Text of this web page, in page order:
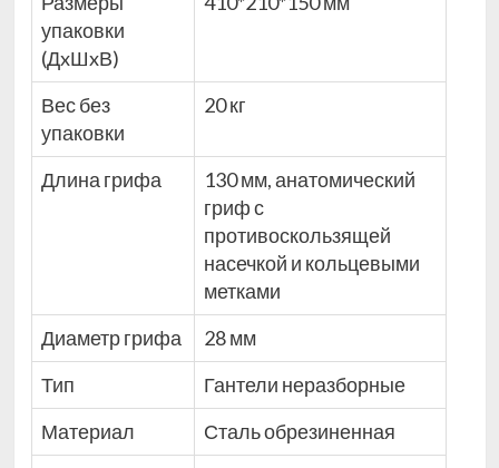
упаковки
(ДxШxВ)
Вес без
упаковки
20 кг
Длина грифа
130 мм, анатомический
гриф с
противоскользящей
насечкой и кольцевыми
метками
Диаметр грифа
28 мм
Тип
Гантели неразборные
Материал
Сталь обрезиненная